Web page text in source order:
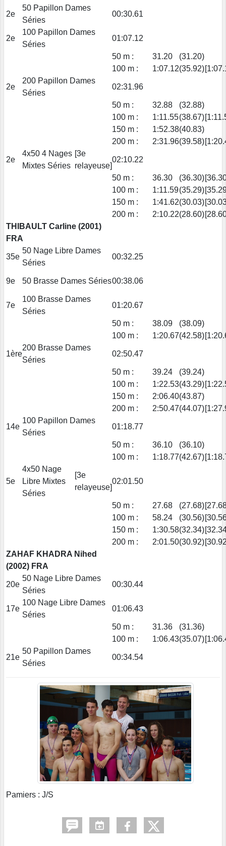
2e
50 Papillon Dames
Séries
00:30.61
2e
100 Papillon Dames
Séries
01:07.12
50 m : 31.20
(31.20)
100 m :
1:07.12(35.92)
2e
200 Papillon Dames
Séries
02:31.96
50 m : 32.88
(32.88)
100 m :
1:11.55(38.67)
150 m :
1:52.38(40.83)
200 m :
2:31.96(39.58)
2e
4x50 4 Nages
Mixtes Séries
[3e
relayeuse]
02:10.22
50 m : 36.30 (36.30)
100 m :
1:11.59(35.29)
150 m :
1:41.62(30.03)
200 m :
2:10.22(28.60)
THIBAULT Carline (2001)
FRA
35e
50 Nage Libre Dames
Séries
00:32.25
9e 50 Brasse Dames Séries00:38.06
7e
100 Brasse Dames
Séries
01:20.67
50 m : 38.09
(38.09)
100 m :
1:20.67(42.58)
1ère
200 Brasse Dames
Séries
02:50.47
50 m : 39.24
(39.24)
100 m :
1:22.53(43.29)
150 m :
2:06.40(43.87)
200 m :
2:50.47(44.07)
14e
100 Papillon Dames
Séries
01:18.77
50 m : 36.10
(36.10)
100 m :
1:18.77(42.67)
5e
4x50 Nage
Libre Mixtes
Séries
[3e
relayeuse]
02:01.50
50 m : 27.68 (27.68)
100 m :
58.24 (30.56)
150 m :
1:30.58(32.34)
200 m :
2:01.50(30.92)
ZAHAF KHADRA Nihed
(2002) FRA
20e
50 Nage Libre Dames
Séries
00:30.44
17e
100 Nage Libre Dames
Séries
01:06.43
50 m : 31.36
(31.36)
100 m :
1:06.43(35.07)
21e
50 Papillon Dames
Séries
00:34.54
Pamiers : J/S